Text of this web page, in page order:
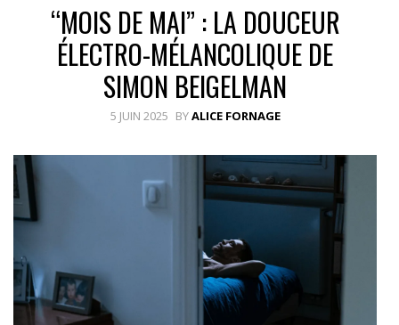
“MOIS DE MAI” : LA DOUCEUR
ÉLECTRO-MÉLANCOLIQUE DE
SIMON BEIGELMAN
5 JUIN 2025 BYALICE FORNAGE